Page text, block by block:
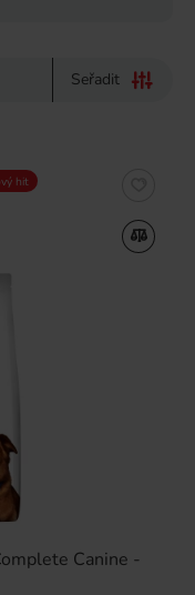
Seřadit
Canine -
hit